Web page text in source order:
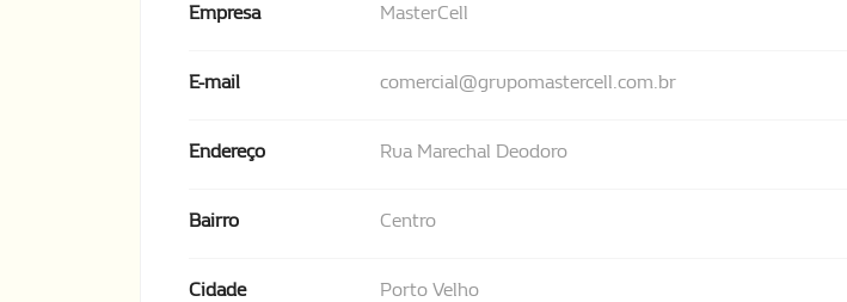
Empresa MasterCell
E-mail comercial@grupomastercell.com.br
Endereço Rua Marechal Deodoro
Bairro Centro
Cidade Porto Velho